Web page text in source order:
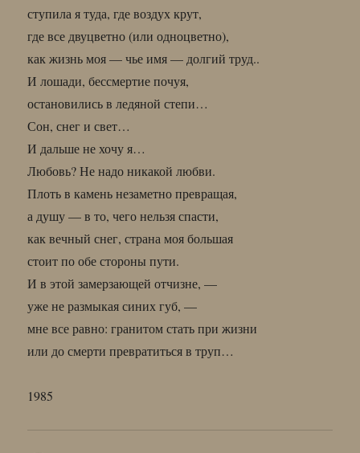
ступила я туда, где воздух крут,
где все двуцветно (или одноцветно),
как жизнь моя — чье имя — долгий труд..
И лошади, бессмертие почуя,
остановились в ледяной степи…
Сон, снег и свет…
И дальше не хочу я…
Любовь? Не надо никакой любви.
Плоть в камень незаметно превращая,
а душу — в то, чего нельзя спасти,
как вечный снег, страна моя большая
стоит по обе стороны пути.
И в этой замерзающей отчизне, —
уже не размыкая синих губ, —
мне все равно: гранитом стать при жизни
или до смерти превратиться в труп…
1985